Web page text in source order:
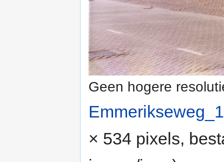
Geen hogere
× 534 pixels,